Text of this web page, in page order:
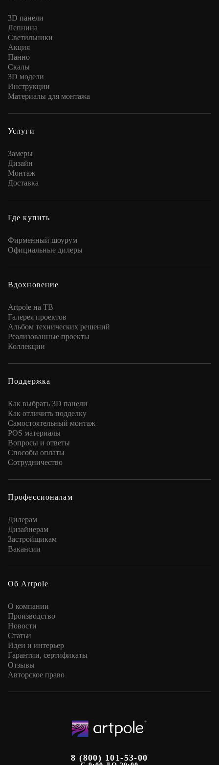
3D панели
Лепнина
Cветильники
Акция
Панно
Скалы
3D модели
Инструкции
Материалы для монтажа
Услуги
Замеры
Дизайн
Монтаж
Доставка
Где купить
Фирменный шоурум
Официальные дилеры
Вдохновение
Artpole на ТВ
Галерея проектов
Альбом технических решений
Реализованные проекты
Коллекции
Поддержка
Как выбрать 3D панели
Как отличить подделку
Самостоятельный монтаж
POS материалы
Вопросы и ответы
Способы оплаты
Сотрудничество
Профессионалам
Дилерам
Дизайнерам
Застройщикам
Вакансии
Об Artpole
О компании
Производство
Новости
Статьи
Идеи и интерьер
Гарантии, сертификаты
Отзывы
Авторское право
8 (800) 101-53-00